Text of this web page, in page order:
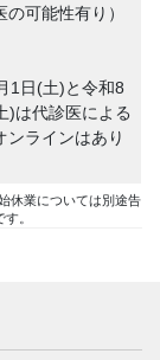
可能性有り）
1日(土)と令和8
)は代診医による
ンラインはあり
休業については別途告
。